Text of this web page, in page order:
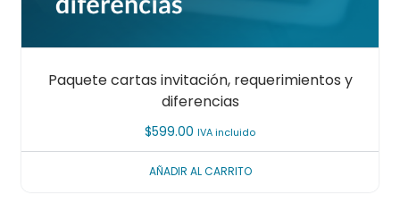
Paquete cartas invitación, requerimientos y
diferencias
$599.00 IVA incluido
AÑADIR AL CARRITO